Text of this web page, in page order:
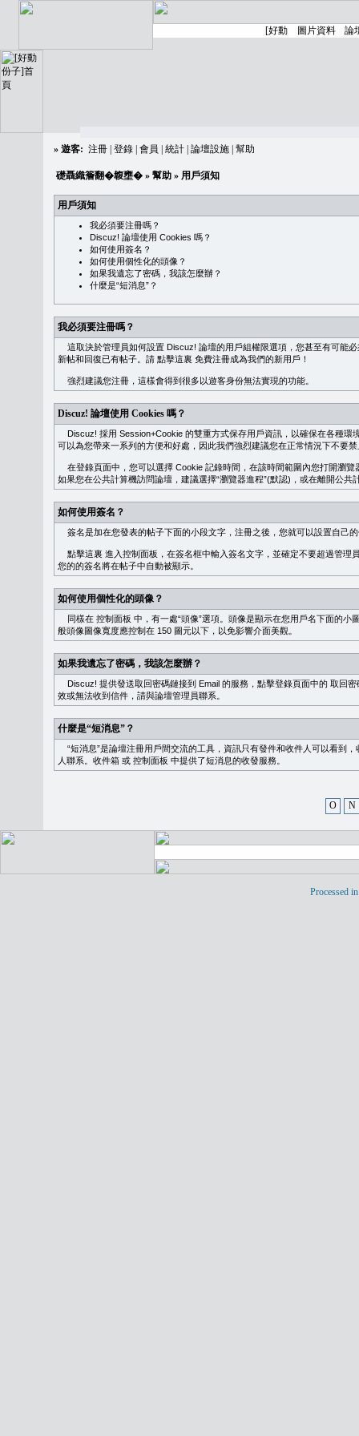
» 遊客: 注冊 登錄 會員 統計 論壇設施 幫助
礎聶織簷翻�䪖壅� » 幫助 » 用戶須知
用戶須知
我必須要注冊嗎？
Discuz! 論壇使用 Cookies 嗎？
如何使用簽名？
如何使用個性化的頭像？
如果我遺忘了密碼，我該怎麼辦？
什麼是“短消息”？
我必須要注冊嗎？
這取決於管理員如何設置 Discuz! 論壇的用戶組權限選項，您甚至有可能
新帖和回復已有帖子。請 點擊這裏 免費注冊成為我們的新用戶！
強烈建議您注冊，這樣會得到很多以遊客身份無法實現的功能。
Discuz! 論壇使用 Cookies 嗎？
Discuz! 採用 Session+Cookie 的雙重方式保存用戶資訊，以確保在各種環
可以為您帶來一系列的方便和好處，因此我們強烈建議您在正常情況下不要
在登錄頁面中，您可以選擇 Cookie 記錄時間，在該時間範圍內您打開瀏
如果您在公共計算機訪問論壇，建議選擇“瀏覽器進程”(默認)，或在離開公共
如何使用簽名？
簽名是加在您發表的帖子下面的小段文字，注冊之後，您就可以設置自己
點擊這裏 進入控制面板，在簽名框中輸入簽名文字，並確定不要超過管
您的的簽名將在帖子中自動被顯示。
如何使用個性化的頭像？
同樣在 控制面板 中，有一處“頭像”選項。頭像是顯示在您用戶名下面的
般頭像圖像寬度應控制在 150 圖元以下，以免影響介面美觀。
如果我遺忘了密碼，我該怎麼辦？
Discuz! 提供發送取回密碼鏈接到 Email 的服務，點擊登錄頁面中的 取回密
效或無法收到信件，請與論壇管理員聯系。
什麼是“短消息”？
“短消息”是論壇注冊用戶間交流的工具，資訊只有發件和收件人可以看到
人聯系。 收件箱 或 控制面板 中提供了短消息的收發服務。
O N
Processed